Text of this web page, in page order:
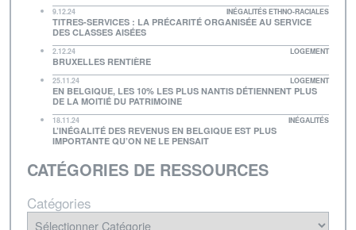
9.12.24 INÉGALITÉS ETHNO-RACIALES
TITRES-SERVICES : LA PRÉCARITÉ ORGANISÉE AU SERVICE
DES CLASSES AISÉES
2.12.24 LOGEMENT
BRUXELLES RENTIÈRE
25.11.24 LOGEMENT
EN BELGIQUE, LES 10% LES PLUS NANTIS DÉTIENNENT PLUS
DE LA MOITIÉ DU PATRIMOINE
18.11.24 INÉGALITÉS
L’INÉGALITÉ DES REVENUS EN BELGIQUE EST PLUS
IMPORTANTE QU’ON NE LE PENSAIT
CATÉGORIES DE RESSOURCES
Catégories